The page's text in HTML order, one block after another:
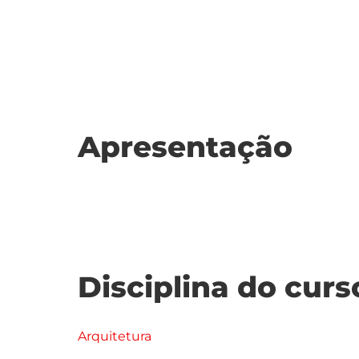
Apresentação
Disciplina do
Arquitetura